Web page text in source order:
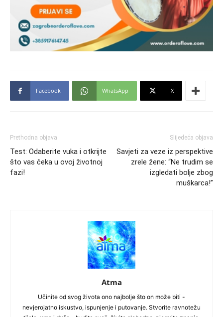
Facebook WhatsApp X
Prethodna objava
Test: Odaberite vuka i otkrijte
što vas čeka u ovoj životnoj
fazi!
Slijedeća objava
Savjeti za veze iz perspektive
zrele žene: “Ne trudim se
izgledati bolje zbog
muškarca!”
Atma
Učinite od svog života ono najbolje što on može biti -
nevjerojatno iskustvo, ispunjenje i putovanje. Stvorite ravnotežu